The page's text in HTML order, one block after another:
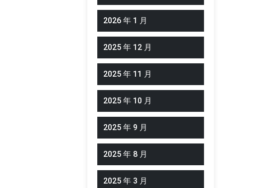
2026 年 1 月
2025 年 12 月
2025 年 11 月
2025 年 10 月
2025 年 9 月
2025 年 8 月
2025 年 3 月